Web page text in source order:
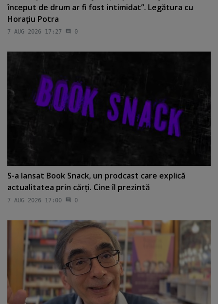
început de drum ar fi fost intimidat”. Legătura cu
Horaţiu Potra
7 AUG 2026 17:27 0
S-a lansat Book Snack, un prodcast care explică
actualitatea prin cărţi. Cine îl prezintă
7 AUG 2026 17:00 0